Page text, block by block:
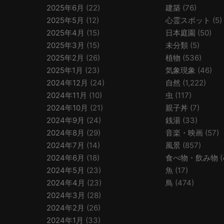
2025年6月 (22)
2025年5月 (12)
2025年4月 (15)
2025年3月 (15)
2025年2月 (26)
2025年1月 (23)
2024年12月 (24)
2024年11月 (10)
2024年10月 (21)
2024年9月 (24)
2024年8月 (29)
2024年7月 (14)
2024年6月 (18)
2024年5月 (23)
2024年4月 (23)
2024年3月 (28)
2024年2月 (26)
2024年1月 (33)
建築 (76)
心霊スポット (5)
日本庭園 (50)
未分類 (5)
植物 (536)
気象現象 (46)
自然 (1,222)
虫 (117)
親子丼 (7)
銭湯 (33)
音楽・映画 (57)
風景 (857)
食べ物・飲み物
魚 (17)
鳥 (474)